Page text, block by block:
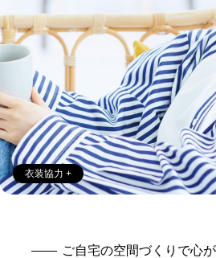
衣装協力 +
ご自宅の空間づくりで心